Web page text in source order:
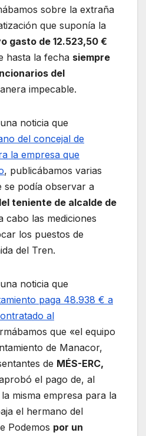
sobre la extraña
que suponía la
gasto de 12.523,50 €
hasta la fecha siempre
del
impecable.
noticia que
del concejal de
la empresa que
, publicábamos varias
se podía observar a
teniente de alcalde de
cabo las mediciones
los puestos de
del Tren.
noticia que
paga 48.938 € a
al
que «el equipo
de Manacor,
de MÉS-ERC,
el pago de, al
misma empresa para la
el hermano del
Podemos por un